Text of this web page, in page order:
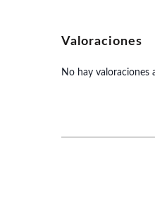
Valoraciones
No hay valoraciones